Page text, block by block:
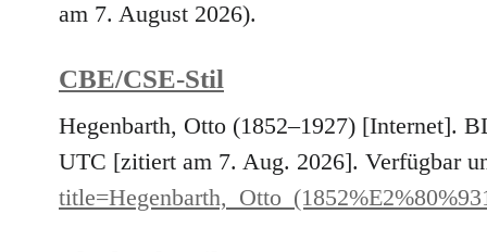
am 7. August 2026).
CBE/CSE-Stil
Hegenbarth, Otto (1852–1927) [Internet].
UTC [zitiert am 7. Aug. 2026]. Verfügbar